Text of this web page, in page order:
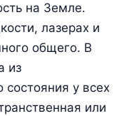
на Земле.
лазерах и
общего. В
из
состояния у всех
или